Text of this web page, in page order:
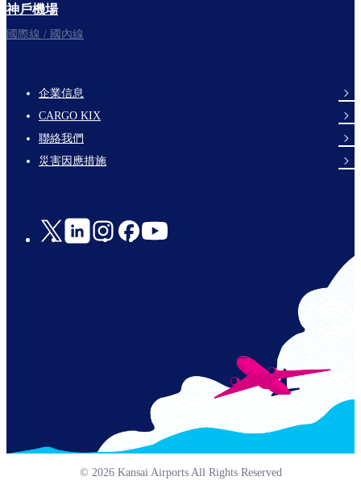
神戶機場
國際線 / 國內線
footer-
links-
en-
企業信息
CARGO KIX
聯絡我們
災害因應措施
Social
© 2026 Kansai Airports All Rights Reserved